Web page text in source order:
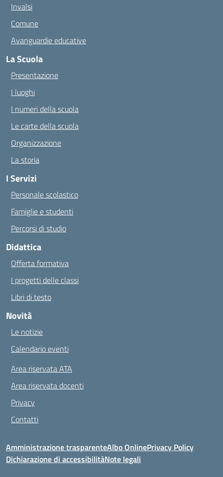
Invalsi
Comune
Avanguardie educative
La Scuola
Presentazione
I luoghi
I numeri della scuola
Le carte della scuola
Organizzazione
La storia
I Servizi
Personale scolastico
Famiglie e studenti
Percorsi di studio
Didattica
Offerta formativa
I progetti delle classi
Libri di testo
Novità
Le notizie
Calendario eventi
Area riservata ATA
Area riservata docenti
Privacy
Contatti
Amministrazione trasparenteAlbo OnlinePrivacy Policy
Dichiarazione di accessibilitàNote legali